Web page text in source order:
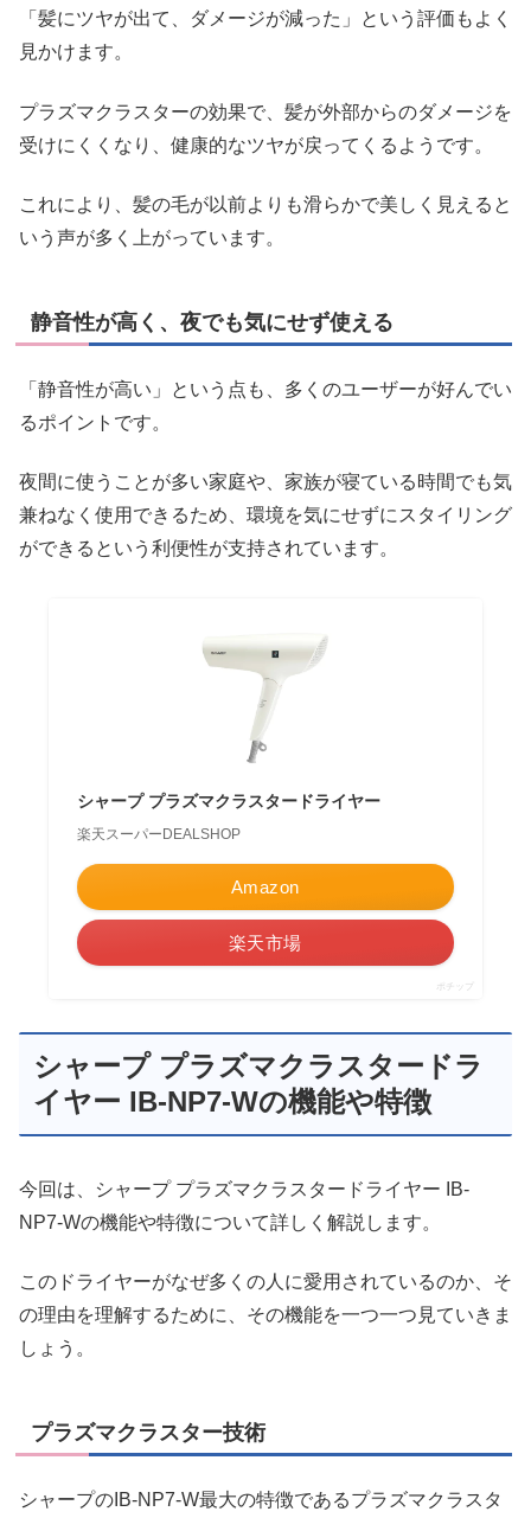
「髪にツヤが出て、ダメージが減った」という評価もよく
見かけます。
プラズマクラスターの効果で、髪が外部からのダメージを
受けにくくなり、健康的なツヤが戻ってくるようです。
これにより、髪の毛が以前よりも滑らかで美しく見えると
いう声が多く上がっています。
静音性が高く、夜でも気にせず使える
「静音性が高い」という点も、多くのユーザーが好んでい
るポイントです。
夜間に使うことが多い家庭や、家族が寝ている時間でも気
兼ねなく使用できるため、環境を気にせずにスタイリング
ができるという利便性が支持されています。
シャープ プラズマクラスタードライヤー
楽天スーパーDEALSHOP
Amazon
楽天市場
ポチップ
シャープ プラズマクラスタードラ
イヤー IB-NP7-Wの機能や特徴
今回は、シャープ プラズマクラスタードライヤー IB-
NP7-Wの機能や特徴について詳しく解説します。
このドライヤーがなぜ多くの人に愛用されているのか、そ
の理由を理解するために、その機能を一つ一つ見ていきま
しょう。
プラズマクラスター技術
シャープのIB-NP7-W最大の特徴であるプラズマクラスタ